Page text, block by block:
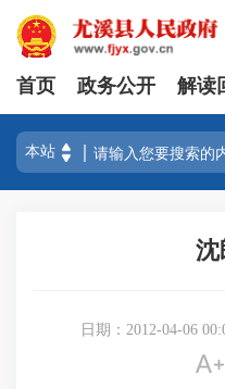
首页 政务公开 解读
沈
日期：2012-04-06
